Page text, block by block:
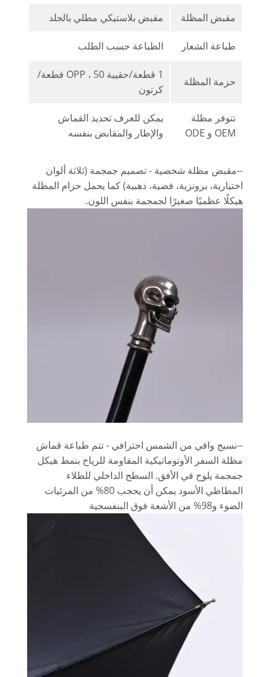
مقبض المظلة مقبض بلاستيكي مطلي بالجلد
طباعة الشعار الطباعة حسب الطلب
حزمة المظلة
1 قطعة/حقيبة OPP ، 50 قطعة/
كرتون
تتوفر مظلة
OEM و ODE
يمكن للعرف تحديد القماش
والإطار والمقابض بنفسه
--مقبض مظلة شخصية - تصميم جمجمة (ثلاثة ألوان
اختيارية، برونزية، فضية، ذهبية) كما يحمل حزام المظلة
هيكلًا عظميًا صغيرًا لجمجمة بنفس اللون.
--نسيج واقي من الشمس احترافي - تتم طباعة قماش
مظلة السفر الأوتوماتيكية المقاومة للرياح بنمط هيكل
جمجمة يلوح في الأفق. السطح الداخلي للطلاء
المطاطي الأسود يمكن أن يحجب 80% من المرئيات
الضوء و98% من الأشعة فوق البنفسجية